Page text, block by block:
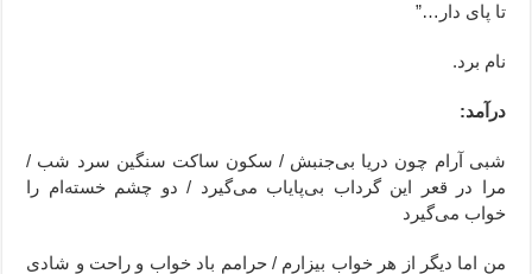
تا پای دار…”
نام برد.
درآمد:
شبی آرام چون دریا بی‌جنبش / سکون ساکت سنگین سرد شب /
مرا در قعر این گرداب بی‌پایاب می‌گیرد / دو چشم خسته‌ام را
خواب می‌گیرد
من اما دیگر از هر خواب بیزارم / حرامم باد خواب و راحت و شادی